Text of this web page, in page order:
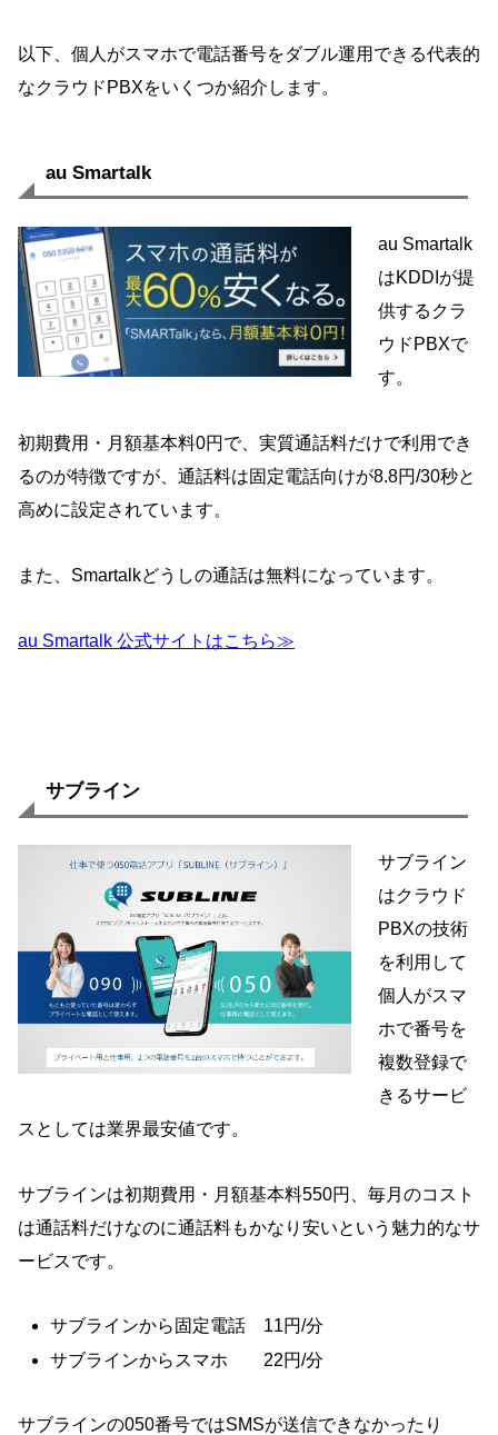
以下、個人がスマホで電話番号をダブル運用できる代表的
なクラウドPBXをいくつか紹介します。
au Smartalk
au Smartalk
はKDDIが提
供するクラ
ウドPBXで
す。
初期費用・月額基本料0円で、実質通話料だけで利用でき
るのが特徴ですが、通話料は固定電話向けが8.8円/30秒と
高めに設定されています。
また、Smartalkどうしの通話は無料になっています。
au Smartalk 公式サイトはこちら≫
サブライン
サブライン
はクラウド
PBXの技術
を利用して
個人がスマ
ホで番号を
複数登録で
きるサービ
スとしては業界最安値です。
サブラインは初期費用・月額基本料550円、毎月のコスト
は通話料だけなのに通話料もかなり安いという魅力的なサ
ービスです。
サブラインから固定電話 11円/分
サブラインからスマホ 22円/分
サブラインの050番号ではSMSが送信できなかったり